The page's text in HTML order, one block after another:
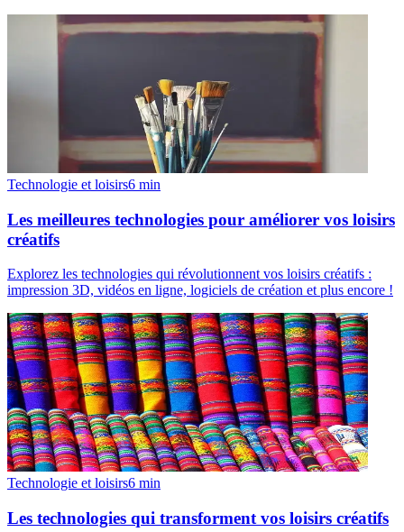
Technologie et loisirs6 min
Les meilleures technologies pour améliorer vos loisirs
créatifs
Explorez les technologies qui révolutionnent vos loisirs créatifs :
impression 3D, vidéos en ligne, logiciels de création et plus encore !
Technologie et loisirs6 min
Les technologies qui transforment vos loisirs créatifs